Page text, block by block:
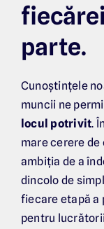
parte.
Cunoștințele
muncii ne
locul potrivit.
mare cerere
ambiția de a
dincolo de
fiecare etapă a
pentru